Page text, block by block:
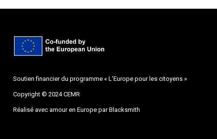
Soutien financier du programme « L'Europe pour les citoyens »
Copyright © 2024 CEMR
Réalisé avec amour en Europe parBlacksmith